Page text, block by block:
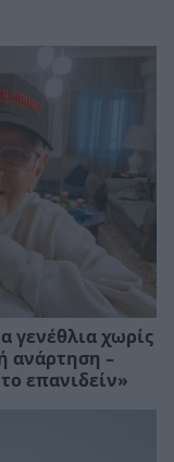
γενέθλια χωρίς
ανάρτηση –
επανιδείν»